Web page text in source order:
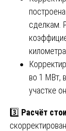
сделкам.
километра.
во 1 МВт,
участке
3️⃣ Расчёт